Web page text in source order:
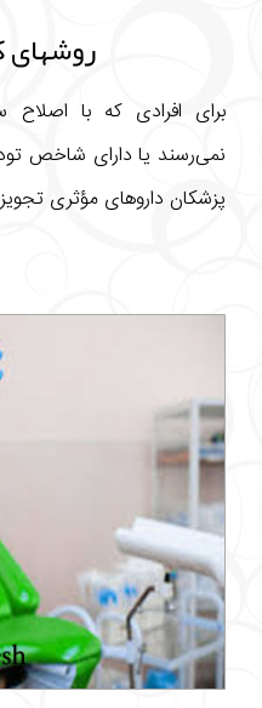
برای افرادی که با
پزشکان داروهای مؤثری